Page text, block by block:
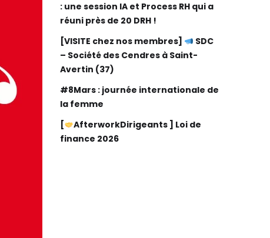
: une session IA et Process RH qui a
réuni près de 20 DRH !
[VISITE chez nos membres]
SDC
– Société des Cendres à Saint-
Avertin (37)
#8Mars : journée internationale de
la femme
[
AfterworkDirigeants ] Loi de
finance 2026